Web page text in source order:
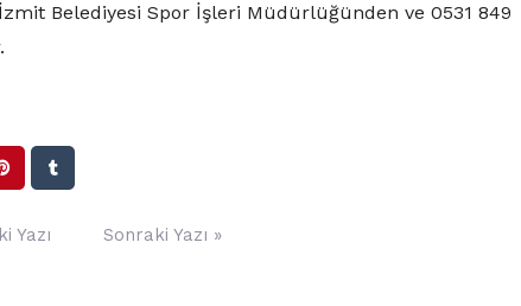
Belediyesi Spor İşleri Müdürlüğünden ve 0531 849
Yazı Sonraki Yazı »